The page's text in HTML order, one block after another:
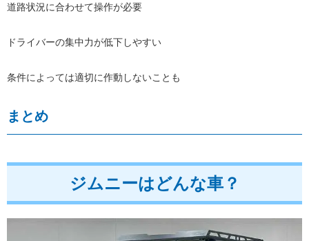
道路状況に合わせて操作が必要
ドライバーの集中力が低下しやすい
条件によっては適切に作動しないことも
まとめ
ジムニーはどんな車？